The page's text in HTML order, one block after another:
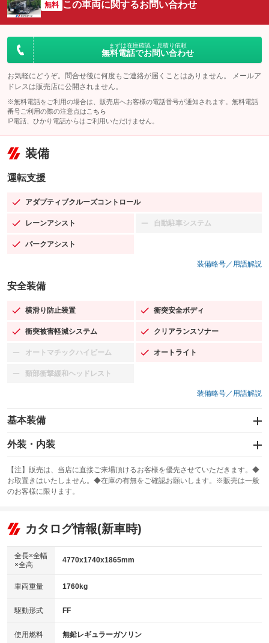
無料 この車両に関するお問い合わせ
まずは在庫確認・見積り依頼
無料電話でお問い合わせ
お気軽にどうぞ。問合せ後に何度もご連絡が届くことはありません。 メールア
ドレスは販売店に公開されません。
※無料電話をご利用の場合は、販売店へお客様の電話番号が通知されます。無料電話
番号ご利用の際の注意点は こちら
IP電話、ひかり電話からはご利用いただけません。
装備
運転支援
アダプティブクルーズコントロール
：装備あり
レーンアシスト
：装備あり 自動駐車システム
：装備なし
パークアシスト
：装備あり
装備略号／用語解説
安全装備
横滑り防止装置
：装備あり 衝突安全ボディ
：装備あり
衝突被害軽減システム
：装備あり クリアランスソナー
：装備あり
オートマチックハイビーム
：装備なし オートライト
：装備あり
頸部衝撃緩和ヘッドレスト
：装備なし
装備略号／用語解説
基本装備
エアバッグ：運転席/助手席/サイド
：装備あり
：装備あり
サンルーフ
：装備なし ABS
リフトアップ
：装備なし
：装備なし
パワーウィンドウ
アイドリングストップ
：装備あり
USB入力端子
：装備あり
100V電源
：装備なし
外装・内装
カーナビ：SDナビ
：装備あり
TV：フルセグ
：装備あり
ビジュアル：ブルーレイ再生／DVD再生
：装備あり
：装備あり
革シート
キーレス
HID(キセノンライト)
：装備なし
バックカメラ
：装備あり
【注】販売は、当店に直接ご来場頂けるお客様を優先させていただきます。◆
お取置きはいたしません。◆在庫の有無をご確認お願いします。※販売は一般
のお客様に限ります。
カタログ情報(新車時)
全長×全幅
×全高
4770x1740x1865mm
車両重量 1760kg
駆動形式 FF
使用燃料 無鉛レギュラーガソリン